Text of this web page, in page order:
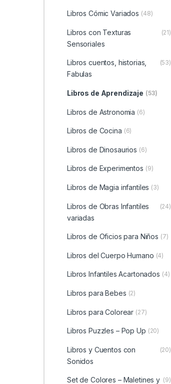
Libros Cómic Variados (48)
Libros con Texturas
Sensoriales
(21)
Libros cuentos, historias,
Fabulas
(53)
Libros de Aprendizaje (53)
Libros de Astronomia (6)
Libros de Cocina (6)
Libros de Dinosaurios (6)
Libros de Experimentos (9)
Libros de Magia infantiles (3)
Libros de Obras Infantiles
variadas
(24)
Libros de Oficios para Niños (7)
Libros del Cuerpo Humano (4)
Libros Infantiles Acartonados (4)
Libros para Bebes (2)
Libros para Colorear (27)
Libros Puzzles – Pop Up (20)
Libros y Cuentos con
Sonidos
(20)
Set de Colores – Maletines y (9)